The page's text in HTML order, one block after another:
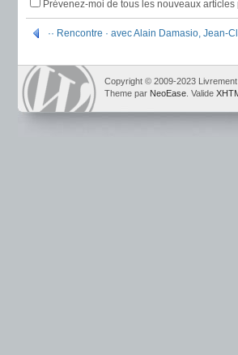
Prévenez-moi de tous les nouveaux articles
·· Rencontre · avec Alain Damasio, Jean-
Copyright © 2009-2023 Livrement
Theme par NeoEase . Valide